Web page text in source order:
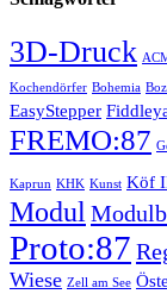
3D-Druck
Kochendörfer Bohemia
EasyStepper
FREMO:87
Kaprun KHK Kunst Köf
Modul
Proto:87
Wiese Zell am See